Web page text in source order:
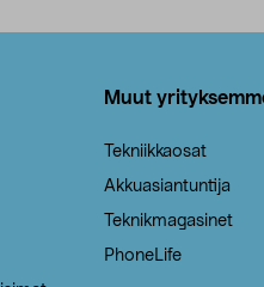
Muut
Tekniikkaosat
Akkuasiantuntija
Teknikmagasinet
PhoneLife